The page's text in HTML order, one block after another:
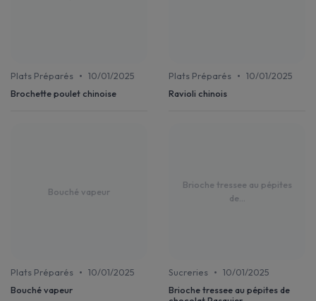
Plats Préparés • 10/01/2025
Brochette poulet chinoise
Plats Préparés • 10/01/2025
Ravioli chinois
Bouché vapeur
Plats Préparés • 10/01/2025
Bouché vapeur
Brioche tressee au pépites
de...
Sucreries • 10/01/2025
Brioche tressee au pépites de